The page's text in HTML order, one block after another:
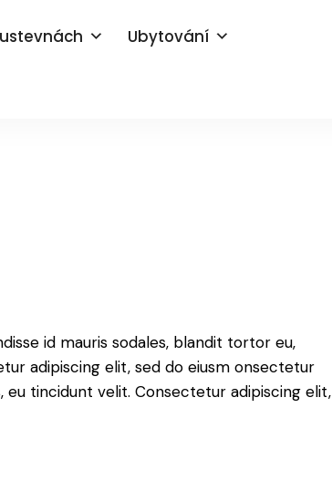
Ubytování
id mauris sodales, blandit tortor eu,
adipiscing elit, sed do eiusm onsectetur
tincidunt velit. Consectetur adipiscing elit,